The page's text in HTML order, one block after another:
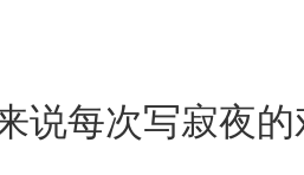
每次写寂夜的